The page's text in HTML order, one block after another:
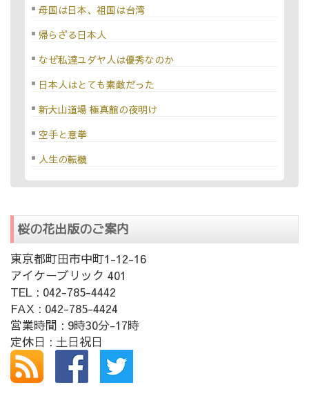
母国は日本、祖国は台湾
帰らざる日本人
なぜ私達ユダヤ人は優秀なのか
日本人はとても素敵だった
新大山道場 極真館の夜明け
空手と意拳
人生の転機
桜の花出版のご案内
東京都町田市中町1-12-16
アイケーブリック 401
TEL : 042-785-4442
FAX : 042-785-4424
営業時間 : 9時30分-17時
定休日 : 土日祝日